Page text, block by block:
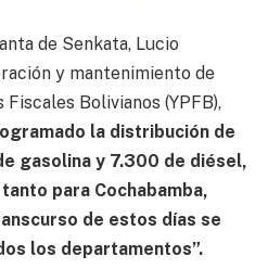
de Senkata, Lucio
y mantenimiento de
Bolivianos (YPFB),
la distribución de
gasolina y 7.300 de diésel,
para Cochabamba,
de estos días se
los departamentos”.